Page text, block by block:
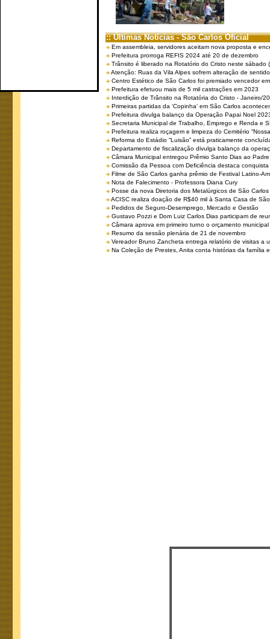
:: Últimas Notícias - São Carlos Oficial
Em assembleia, servidores aceitam nova proposta e
Prefeitura prorroga REFIS 2024 até 20 de dezembro
Trânsito é liberado na Rotatório do Cristo neste sábado
Atenção: Ruas da Vila Alpes sofrem alteração de
Centro Estético de São Carlos foi premiado vencedor
Prefeitura efetuou mais de 5 mil castrações em 2023
Interdição de Trânsito na Rotatória do Cristo - Janeiro/
Primeiras partidas da ‘Copinha’ em São Carlos
Prefeitura divulga balanço da Operação Papai Noel
Secretaria Municipal de Trabalho, Emprego e Renda e
Prefeitura realiza roçagem e limpeza do Cemitério
Reforma do Estádio “Luisão” está praticamente
Departamento de fiscalização divulga balanço da
Câmara Municipal entregou Prêmio Santo Dias ao
Comissão da Pessoa com Deficiência destaca
Filme de São Carlos ganha prêmio de Festival Latino-
Nota de Falecimento - Professora Diana Cury
Posse da nova Diretoria dos Metalúrgicos de São
ACISC realiza doação de R$40 mil à Santa Casa de
Pedidos de Seguro-Desemprego, Mercado e Gestão
Gustavo Pozzi e Dom Luiz Carlos Dias participam de
Câmara aprova em primeiro turno o orçamento
Resumo da sessão plenária de 21 de novembro
Vereador Bruno Zancheta entrega relatório de visitas a
Na Coleção de Prestes, Anita conta histórias da família